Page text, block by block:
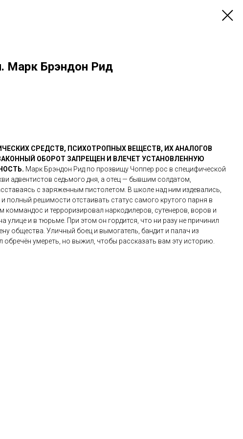
Марк Брэндон Рид
СРЕДСТВ, ПСИХОТРОПНЫХ ВЕЩЕСТВ, ИХ АНАЛОГОВ
ОБОРОТ ЗАПРЕЩЕН И ВЛЕЧЕТ УСТАНОВЛЕННУЮ
Марк Брэндон Рид по прозвищу Чоппер рос в специфической
адвентистов седьмого дня, а отец — бывшим солдатом,
с заряженным пистолетом. В школе над ним издевались,
полный решимости отстаивать статус самого крутого парня в
и терроризировал наркодилеров, сутенеров, воров и
улице и в тюрьме. При этом он гордится, что ни разу не причинил
общества. Уличный боец и вымогатель, бандит и палач из
умереть, но выжил, чтобы рассказать вам эту историю.